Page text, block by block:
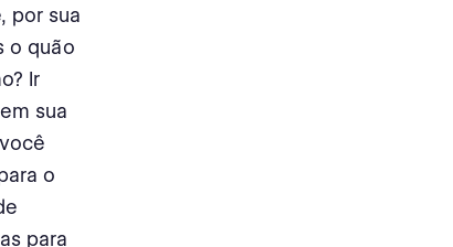
por sua
o quão
Ir
sua
o
para